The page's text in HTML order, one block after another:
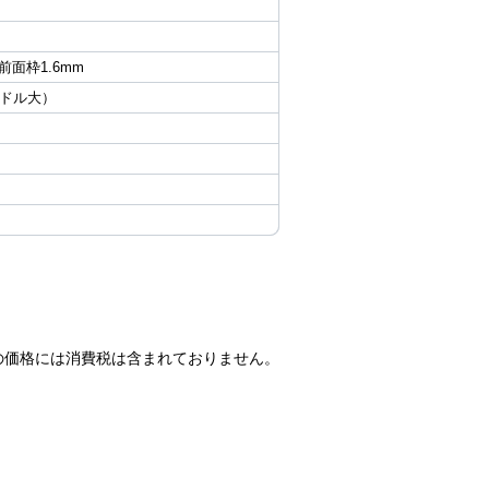
面枠1.6mm
ル大）
格には消費税は含まれておりません。